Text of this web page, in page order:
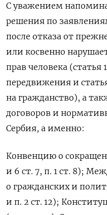
С уважением
решения по
после отказа от
или косвенно
прав человека (статья
передвижения и
на гражданство), а
договоров и
Сербия, а именно:
Конвенцию о
и 6 ст. 7, п. 1 ст. 8);
о гражданских и
и п. 2 ст. 12);